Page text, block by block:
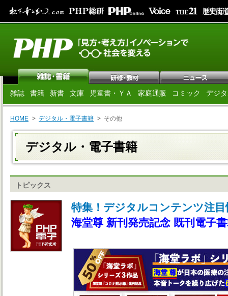
雑誌 書籍 新書 文庫 児童書・ＹＡ 家庭通販 コミック デジ
HOME デジタル・電子書籍 その他
デジタル・電子書籍
トピックス
特集！デジタルコンテンツ注目
海堂尊 新刊発売記念 既刊電子